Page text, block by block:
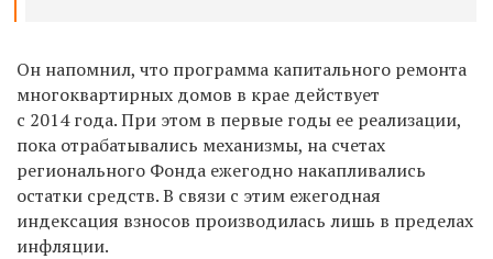
Он напомнил, что программа капитального ремонта
многоквартирных домов в крае действует
с 2014 года. При этом в первые годы ее реализации,
пока отрабатывались механизмы, на счетах
регионального Фонда ежегодно накапливались
остатки средств. В связи с этим ежегодная
индексация взносов производилась лишь в пределах
инфляции.